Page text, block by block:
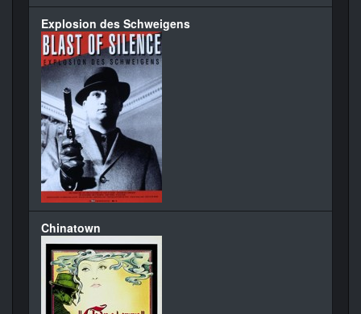
Explosion des Schweigens
Chinatown